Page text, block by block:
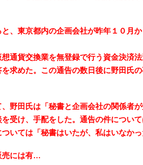
、東京都内の企画会社が昨年１０月
通貨交換業を無登録で行う資金決済
求めた。この通告の数日後に野田氏
野田氏は「秘書と企画会社の関係者
受け、手配をした。通告の件について
いては「秘書はいたが、私はいなかっ
売には有…